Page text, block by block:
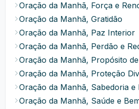
Oração da Manhã, Força e
Oração da Manhã, Gratidão
Oração da Manhã, Paz Interior
Oração da Manhã, Perdão e
Oração da Manhã, Propósito
Oração da Manhã, Proteção
Oração da Manhã, Sabedoria e
Oração da Manhã, Saúde e